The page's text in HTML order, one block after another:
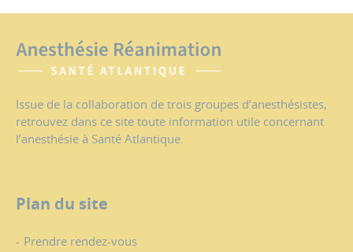
Issue de la collaboration de trois groupes d’anesthésistes,
retrouvez dans ce site toute information utile concernant
l’anesthésie à Santé Atlantique.
Plan du site
Prendre rendez-vous